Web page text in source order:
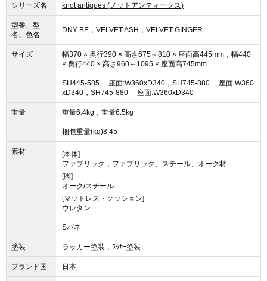
シリーズ名 knot antiques (ノットアンティークス)
型番、型
名、色名
DNY-BE，VELVET ASH，VELVET GINGER
サイズ
幅370 × 奥行390 × 高さ675～810 × 座面高445mm，幅440
× 奥行440 × 高さ960～1095 × 座面高745mm
SH445-585 座面:W360xD340，SH745-880 座面:W360
xD340，SH745-880 座面:W360xD340
重量 重量6.4kg，重量6.5kg
梱包重量(kg)8.45
素材
[本体]
ファブリック，ファブリック、スチール、オーク材
[脚]
オーク/スチール
[マットレス・クッション]
ウレタン
Sバネ
塗装 ラッカー塗装，ﾗｯｶｰ塗装
ブランド国 日本